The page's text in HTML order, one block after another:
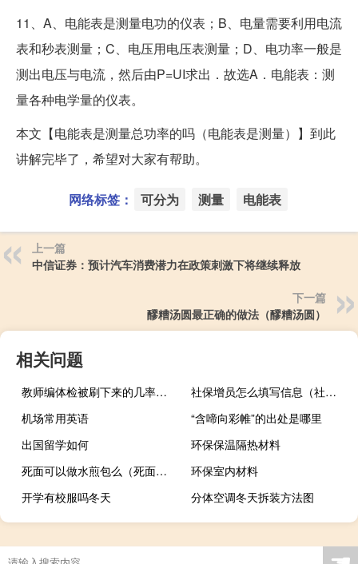
11、A、电能表是测量电功的仪表；B、电量需要利用电流
表和秒表测量；C、电压用电压表测量；D、电功率一般是
测出电压与电流，然后由P=UI求出．故选A．电能表：测
量各种电学量的仪表。
本文【电能表是测量总功率的吗（电能表是测量）】到此
讲解完毕了，希望对大家有帮助。
网络标签： 可分为 测量 电能表
上一篇
中信证券：预计汽车消费潜力在政策刺激下将继续释放
下一篇
醪糟汤圆最正确的做法（醪糟汤圆）
相关问题
教师编体检被刷下来的几率大吗
社保增员怎么填写信息（社保增员怎么办理）
机场常用英语
“含啼向彩帷”的出处是哪里
出国留学如何
环保保温隔热材料
死面可以做水煎包么（死面可以做水煎包吗）
环保室内材料
开学有校服吗冬天
分体空调冬天拆装方法图